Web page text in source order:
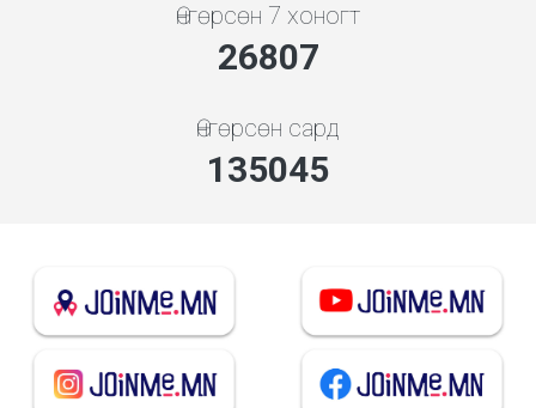
Өнгөрсөн 7 хоногт
28722
Өнгөрсөн сард
144691